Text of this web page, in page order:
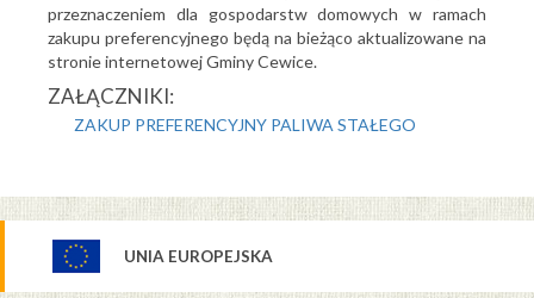
przeznaczeniem dla gospodarstw domowych w ramach
zakupu preferencyjnego będą na bieżąco aktualizowane na
stronie internetowej Gminy Cewice.
ZAŁĄCZNIKI:
ZAKUP PREFERENCYJNY PALIWA STAŁEGO
UNIA EUROPEJSKA